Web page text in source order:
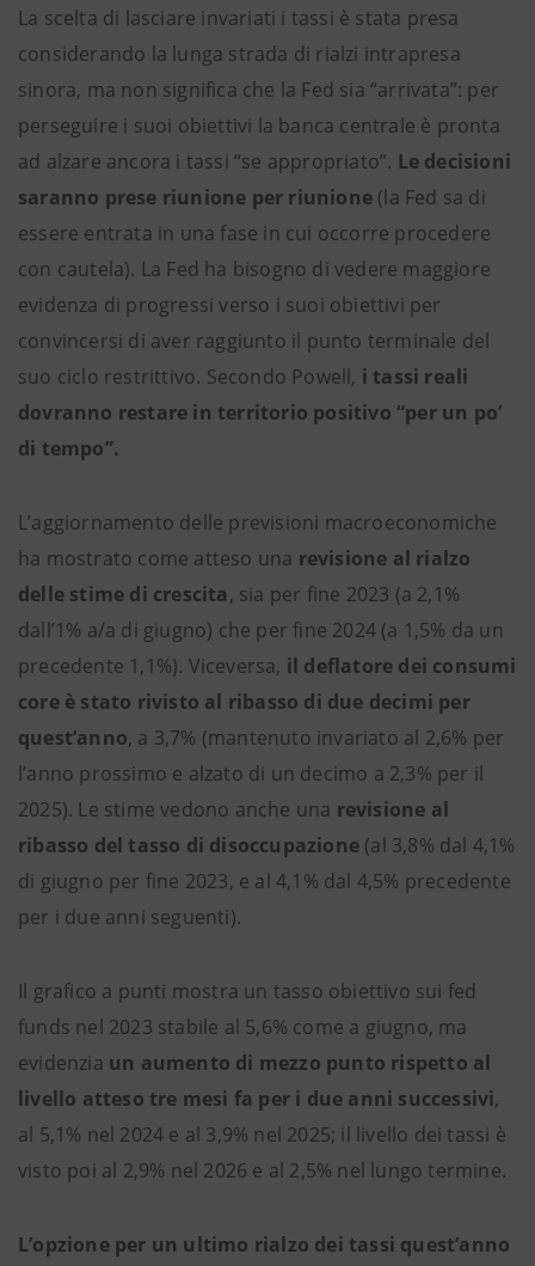
La scelta di lasciare invariati i tassi è stata presa
considerando la lunga strada di rialzi intrapresa
sinora, ma non significa che la Fed sia “arrivata”: per
perseguire i suoi obiettivi la banca centrale è pronta
ad alzare ancora i tassi “se appropriato”. Le decisioni
saranno prese riunione per riunione (la Fed sa di
essere entrata in una fase in cui occorre procedere
con cautela). La Fed ha bisogno di vedere maggiore
evidenza di progressi verso i suoi obiettivi per
convincersi di aver raggiunto il punto terminale del
suo ciclo restrittivo. Secondo Powell, i tassi reali
dovranno restare in territorio positivo “per un po’
di tempo”.
L’aggiornamento delle previsioni macroeconomiche
ha mostrato come atteso una revisione al rialzo
delle stime di crescita, sia per fine 2023 (a 2,1%
dall’1% a/a di giugno) che per fine 2024 (a 1,5% da un
precedente 1,1%). Viceversa, il deflatore dei consumi
core è stato rivisto al ribasso di due decimi per
quest’anno, a 3,7% (mantenuto invariato al 2,6% per
l’anno prossimo e alzato di un decimo a 2,3% per il
2025). Le stime vedono anche una revisione al
ribasso del tasso di disoccupazione (al 3,8% dal 4,1%
di giugno per fine 2023, e al 4,1% dal 4,5% precedente
per i due anni seguenti).
Il grafico a punti mostra un tasso obiettivo sui fed
funds nel 2023 stabile al 5,6% come a giugno, ma
evidenzia un aumento di mezzo punto rispetto al
livello atteso tre mesi fa per i due anni successivi,
al 5,1% nel 2024 e al 3,9% nel 2025; il livello dei tassi è
visto poi al 2,9% nel 2026 e al 2,5% nel lungo termine.
L’opzione per un ultimo rialzo dei tassi quest’anno